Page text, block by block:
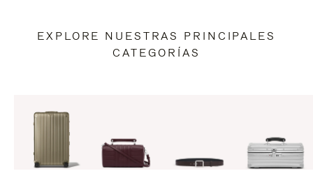
EXPLORE NUESTRAS PRINCIPALES
CATEGORÍAS